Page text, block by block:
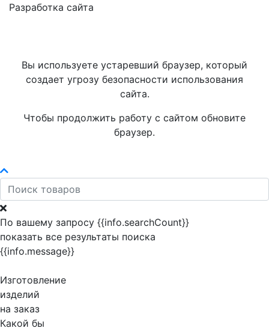
Разработка сайта
Вы используете устаревший браузер, который
создает угрозу безопасности использования
сайта.
Чтобы продолжить работу с сайтом обновите
браузер.
По вашему запросу {{info.searchCount}}
показать все результаты поиска
{{info.message}}
Изготовление
изделий
на заказ
Какой бы